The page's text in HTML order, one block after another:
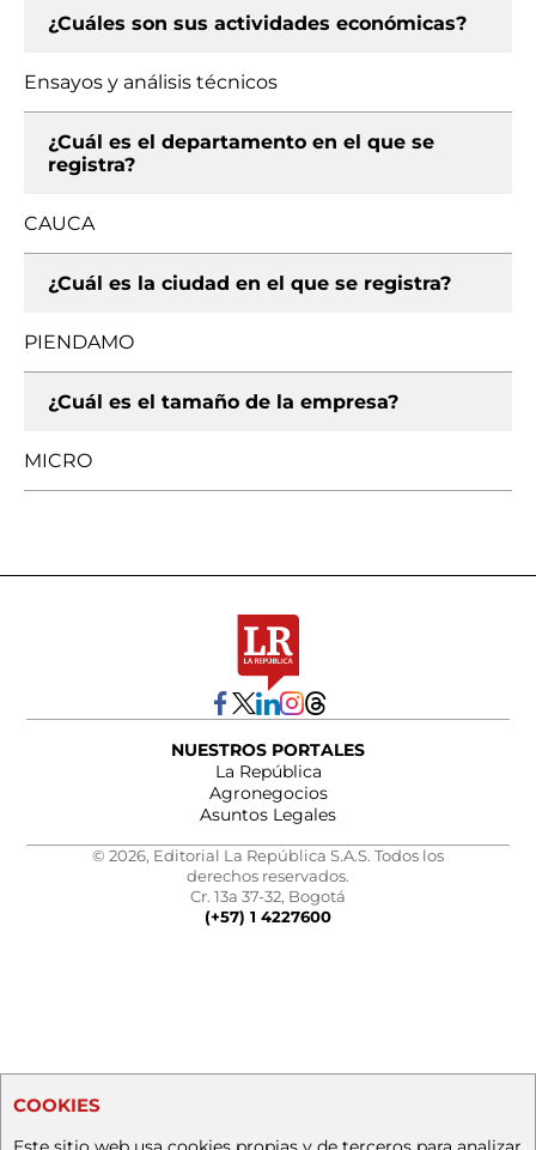
¿Cuáles son sus actividades económicas?
Ensayos y análisis técnicos
¿Cuál es el departamento en el que se
registra?
CAUCA
¿Cuál es la ciudad en el que se registra?
PIENDAMO
¿Cuál es el tamaño de la empresa?
MICRO
NUESTROS PORTALES
La República
Agronegocios
Asuntos Legales
© 2026, Editorial La República S.A.S. Todos los
derechos reservados.
Cr. 13a 37-32, Bogotá
(+57) 1 4227600
COOKIES